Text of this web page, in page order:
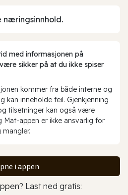
næringsinnhold.
med informasjonen på
sikker på at du ikke spiser
kommer fra både interne og
kan inneholde feil. Gjenkjenning
tilsetninger kan også være
Mat-appen er ikke ansvarlig for
i appen
Last ned gratis: